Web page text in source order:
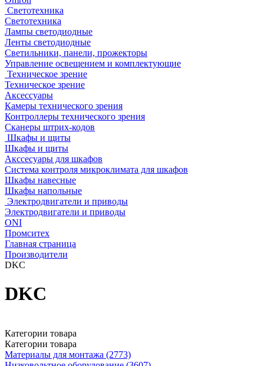
Светотехника
Светотехника
Лампы светодиодные
Ленты светодиодные
Светильники, панели, прожекторы
Управление освещением и комплектующие
Техническое зрение
Техническое зрение
Аксессуары
Камеры технического зрения
Контроллеры технического зрения
Сканеры штрих-кодов
Шкафы и щиты
Шкафы и щиты
Акссесуары для шкафов
Система контроля микроклимата для шкафов
Шкафы навесные
Шкафы напольные
Электродвигатели и приводы
Электродвигатели и приводы
ONI
Промситех
Главная страница
Производители
DKC
DKC
Категории товара
Категории товара
Материалы для монтажа (2773)